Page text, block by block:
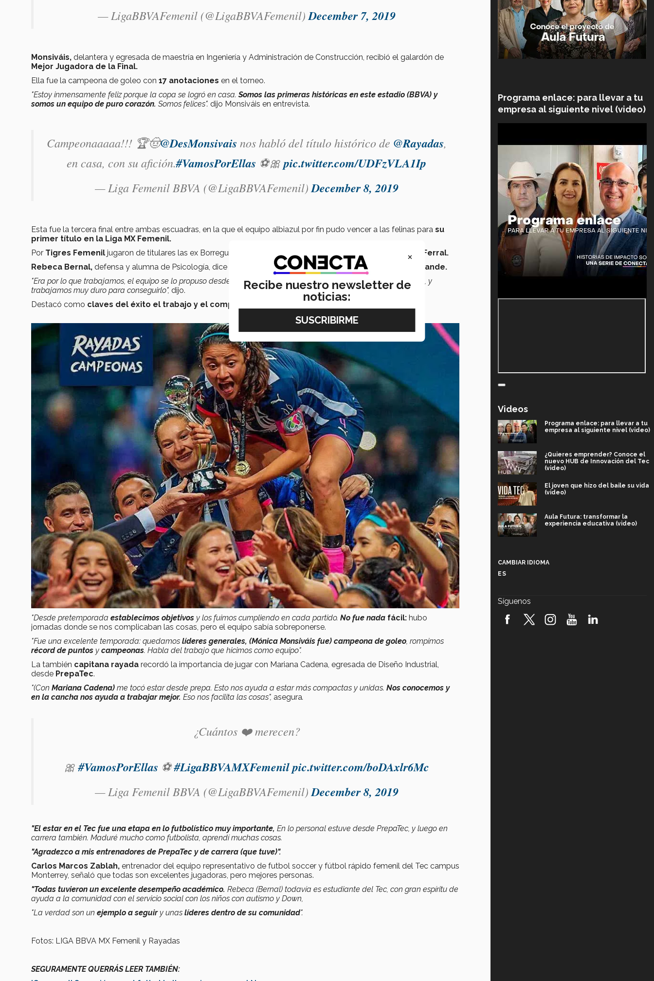
— LigaBBVAFemenil (@LigaBBVAFemenil) December 7, 2019
Monsiváis, delantera y egresada de maestría en Ingeniería y Administración de Construcción, recibió el galardón de
Mejor Jugadora de la Final.
Ella fue la campeona de goleo con 17 anotaciones en el torneo.
"Estoy inmensamente feliz porque la copa se logró en casa.Somos las primeras históricas en este estadio (BBVA) y
somos un equipo de puro corazón. Somos felices". dijo Monsiváis en entrevista.
Campeonaaaaa!!! 🏆🤠@DesMonsivais nos habló del título histórico de @Rayadas,
en casa, con su afición.#VamosPorEllas ⚽🎀pic.twitter.com/UDFzVLA1Ip
— Liga Femenil BBVA (@LigaBBVAFemenil) December 8, 2019
Esta fue la tercera final entre ambas escuadras, en la que el equipo albiazul por fin pudo vencer a las felinas para su
primer título en la Liga MX Femenil.
Por Tigres Femenil jugaron de titulares las ex Borreguitas
Cristina Ferral.
Rebeca Bernal, defensa y alumna de Psicología, dice que les queda una sensación de
satisfacción muy grande.
"Era por lo que trabajamos, el equipo se lo propuso desde el inicio de temporada. Teníamosel objetivo muy claro
, y
trabajamos muy duro para conseguirlo", dijo.
Destacó como claves del éxito el trabajo y el compromiso
"Desde pretemporada establecimos objetivos y los fuimos cumpliendo en cada partido. No fue nada fácil: hubo
jornadas donde se nos complicaban las cosas, pero el equipo sabía sobreponerse.
"Fue una excelente temporada: quedamos líderes generales, (Mónica Monsiváis fue) campeona de goleo, rompimos
récord de puntos y campeonas. Habla del trabajo que hicimos como equipo".
La también capitana rayada recordó la importancia de jugar con Mariana Cadena, egresada de Diseño Industrial,
desde PrepaTec.
"(Con Mariana Cadena) me tocó estar desde prepa. Esto nos ayuda a estar más compactas y unidas. Nos conocemos y
en la cancha nos ayuda a trabajar mejor. Eso nos facilita las cosas", asegura.
¿Cuántos ❤️ merecen?
🎀#VamosPorEllas ⚽#LigaBBVAMXFemenilpic.twitter.com/boDAxlr6Mc
— Liga Femenil BBVA (@LigaBBVAFemenil) December 8, 2019
"El estar en el Tec fue una etapa en lo futbolístico muy importante, En lo personal estuve desde PrepaTec, y luego en
carrera también. Maduré mucho como futbolista, aprendí muchas cosas.
"Agradezco a mis entrenadores de PrepaTec y de carrera (que tuve)".
Carlos Marcos Zablah, entrenador del equipo representativo de futbol soccer y fútbol rápido femenil del Tec campus
Monterrey, señaló que todas son excelentes jugadoras, pero mejores personas.
"Todas tuvieron un excelente desempeño académico. Rebeca (Bernal) todavía es estudiante del Tec, con gran espíritu de
ayuda a la comunidad con el servicio social con los niños con autismo y Down,
"La verdad son un ejemplo a seguir y unas líderes dentro de su comunidad".
Fotos: LIGA BBVA MX Femenil y Rayadas
SEGURAMENTE QUERRÁS LEER TAMBIÉN:
Programa enlace: para llevar a tu
empresa al siguiente nivel (video)
Videos
Programa enlace: para llevar a tu
empresa al siguiente nivel (video)
¿Quieres emprender? Conoce el
nuevo HUB de Innovación del Tec
(video)
El joven que hizo del baile su vida
(video)
Aula Futura: transformar la
experiencia educativa (video)
robótica FIRST 2026! (video)
CAMBIAR IDIOMA
ES
Síguenos
×
Recibe nuestro newsletter de
noticias: